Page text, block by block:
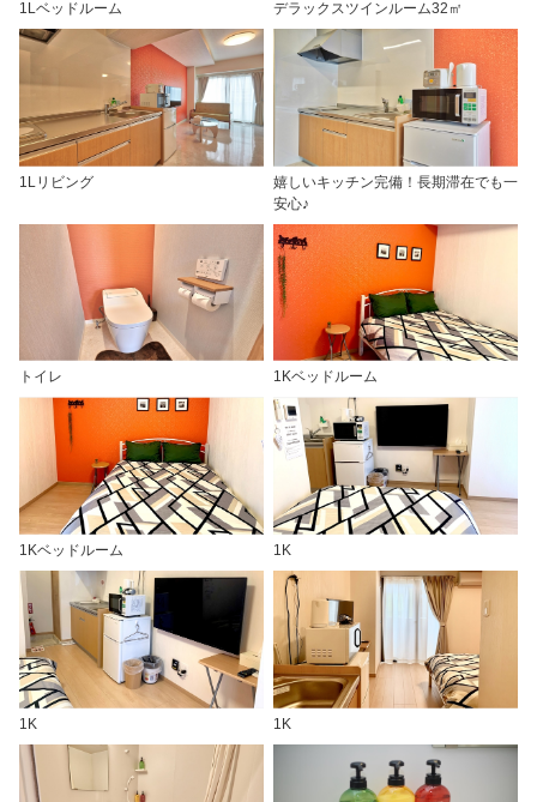
1Lベッドルーム デラックスツインルーム32㎡
1Lリビング
嬉しいキッチン完備！長期滞在でも一
安心♪
トイレ 1Kベッドルーム
1Kベッドルーム 1K
1K 1K